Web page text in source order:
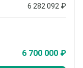
6 282 092 ₽
6 700 000 ₽